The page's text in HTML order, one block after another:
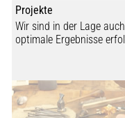
Projekte
Wir sind in der Lage
optimale Ergebnisse